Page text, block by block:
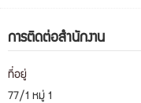
การติดต่อสำนักงาน
ที่อยู่
77/1 หมู่ 1